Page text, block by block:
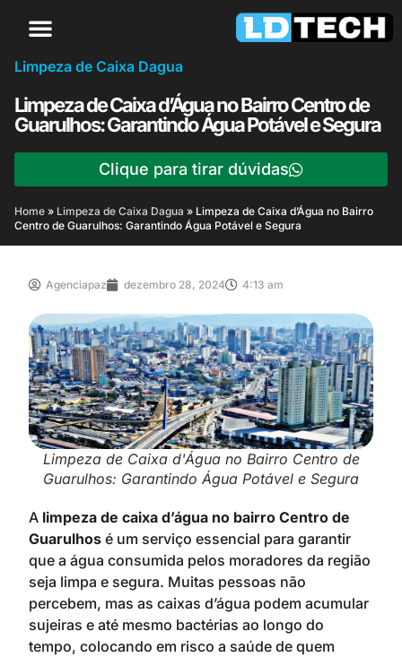
Limpeza de Caixa Dagua
Limpeza de Caixa d’Água no Bairro Centro de
Guarulhos: Garantindo Água Potável e Segura
Clique para tirar dúvidas
Home » Limpeza de Caixa Dagua » Limpeza de Caixa d’Água no Bairro
Centro de Guarulhos: Garantindo Água Potável e Segura
Agenciapaz dezembro 28, 2024 4:13 am
Limpeza de Caixa d'Água no Bairro Centro de
Guarulhos: Garantindo Água Potável e Segura
A limpeza de caixa d’água no bairro Centro de
Guarulhos é um serviço essencial para garantir
que a água consumida pelos moradores da região
seja limpa e segura. Muitas pessoas não
percebem, mas as caixas d’água podem acumular
sujeiras e até mesmo bactérias ao longo do
tempo, colocando em risco a saúde de quem